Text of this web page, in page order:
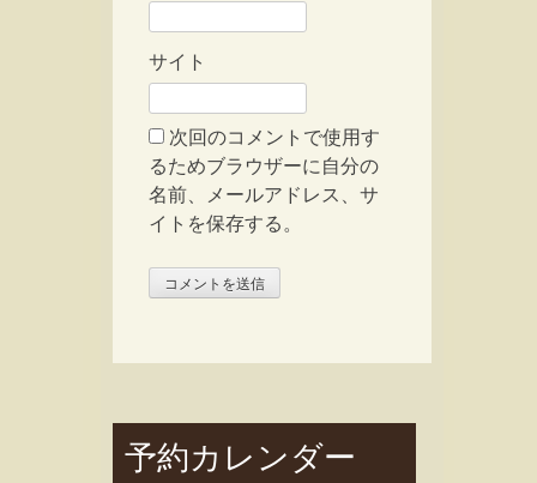
サイト
次回のコメントで使用す
るためブラウザーに自分の
名前、メールアドレス、サ
イトを保存する。
予約カレンダー